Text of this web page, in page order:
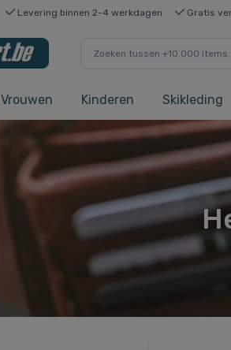
Levering binnen 2-4 werkdagen Gratis
Vrouwen Kinderen Skikleding